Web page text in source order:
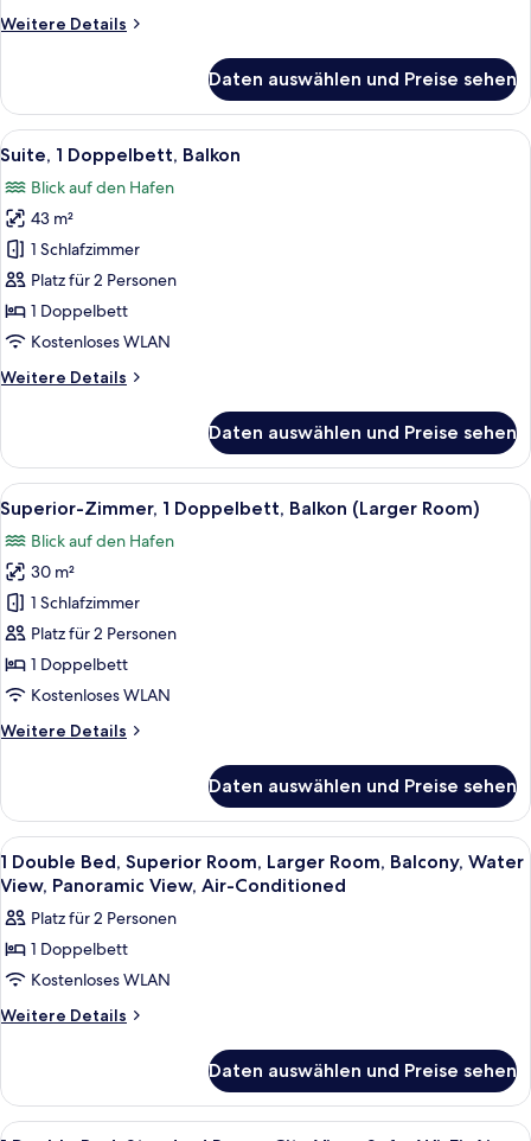
Weitere Details
Weitere
Suite,
Doppelbett,
Daten auswählen und Preise sehen
Alle
Fotos
für
Suite,
Doppelbett,
Balkon
anzeigen
Blick auf das Wasser mit einer
5
Suite, 1 Doppelbett, Balkon
Blick auf den Hafen
43 m²
1 Schlafzimmer
Platz für 2 Personen
1 Doppelbett
Kostenloses WLAN
Weitere Details
Weitere
1
Doppelbett,
Balkon
Daten auswählen und Preise sehen
Alle
Fotos
für
Superior-
Zimmer,
1
Doppelbett,
Balkon
Room)
Superior-Zimmer, 1 Doppelbett,
9
Superior-Zimmer, 1 Doppelbett, Balkon (Larger Room)
Blick auf den Hafen
30 m²
1 Schlafzimmer
Platz für 2 Personen
1 Doppelbett
Kostenloses WLAN
Weitere Details
Weitere
Zimmer,
Doppelbett,
Balkon
(Larger
Room)
Daten auswählen und Preise sehen
Alle
Fotos
für
1
Double
Bed,
Superior
Room,
Balcony,
Ein Hotelzimmer mit zwei Betten,
5
1 Double Bed, Superior Room, Larger Room, Balcony, Water
View, Panoramic View, Air-Conditioned
Platz für 2 Personen
1 Doppelbett
Kostenloses WLAN
Weitere Details
Weitere
Double
Bed,
Daten auswählen und Preise sehen
Alle Hochwertige Bettwaren, Minibar,